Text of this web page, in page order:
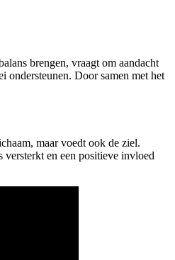
brengen, vraagt om aandacht
ondersteunen. Door samen met het
maar voedt ook de ziel.
versterkt en een positieve invloed